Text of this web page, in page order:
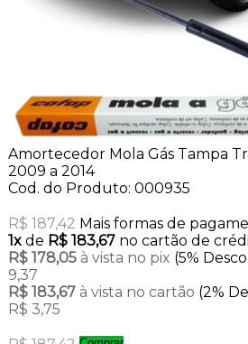
Amortecedor Mola Gás Tampa
2009 a 2014
Cod. do Produto: 000935
R$ 187,42 Mais formas de
1xde R$ 183,67 no cartão de
R$ 178,05 à vista no pix (5%
9,37
R$ 183,67 à vista no cartão (2%
R$ 3,75